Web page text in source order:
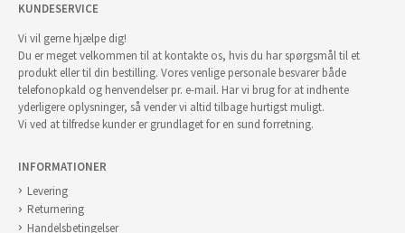
KUNDESERVICE
Vi vil gerne hjælpe dig!
Du er meget velkommen til at kontakte os, hvis du har spørgsmål til et
produkt eller til din bestilling. Vores venlige personale besvarer både
telefonopkald og henvendelser pr. e-mail. Har vi brug for at indhente
yderligere oplysninger, så vender vi altid tilbage hurtigst muligt.
Vi ved at tilfredse kunder er grundlaget for en sund forretning.
INFORMATIONER
Levering
Returnering
Handelsbetingelser